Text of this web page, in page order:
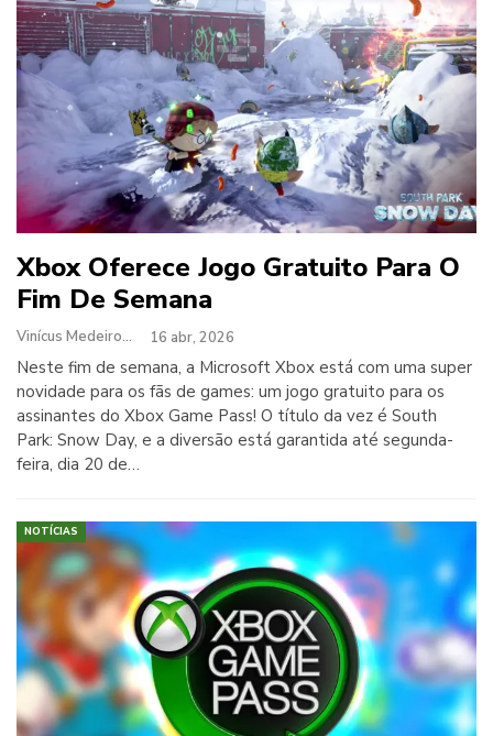
Xbox Oferece Jogo Gratuito Para O
Fim De Semana
Vinícus Medeiros 16 abr, 2026
Neste fim de semana, a Microsoft Xbox está com uma super
novidade para os fãs de games: um jogo gratuito para os
assinantes do Xbox Game Pass! O título da vez é South
Park: Snow Day, e a diversão está garantida até segunda-
feira, dia 20 de…
NOTÍCIAS